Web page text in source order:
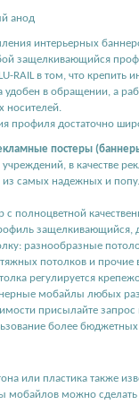
анод
интерьерных
защелкивающийся
RAIL в том, что
удобен в обращении, а
носителей.
профиля достаточно
постеры
учреждений, в
самых надежных и
с полноцветной
защелкивающийся,
разнообразные
потолков и прочие
регулируется
мобайлы любых
присылайте
более
или пластика также
можно сделать